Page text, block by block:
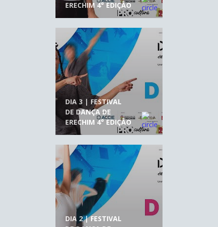
ERECHIM 4° EDIÇÃO
DIA 3 | FESTIVAL
DE DANÇA DE
ERECHIM 4° EDIÇÃO
DIA 2 | FESTIVAL